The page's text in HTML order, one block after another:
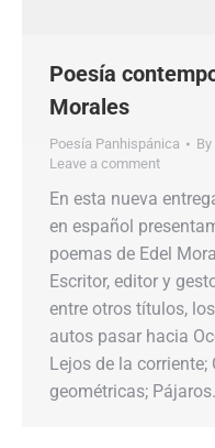
Poesía
Morales
Poesía Panhispánica By
Leave a comment
En esta nueva
en español
poemas de Edel
Escritor, editor y
entre otros títulos,
autos pasar hacia
Lejos de la
geométricas;